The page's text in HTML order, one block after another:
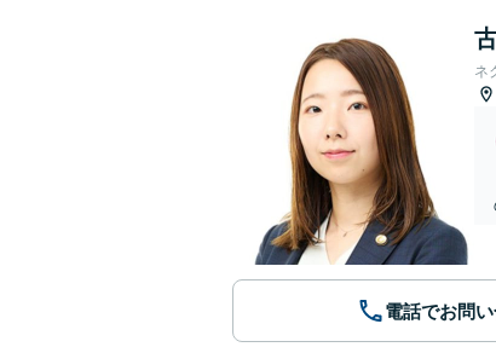
ネ
電話でお問